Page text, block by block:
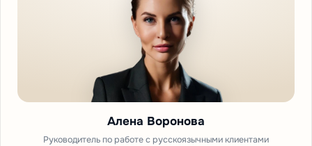
Алена Воронова
Руководитель по работе с русскоязычными клиентами